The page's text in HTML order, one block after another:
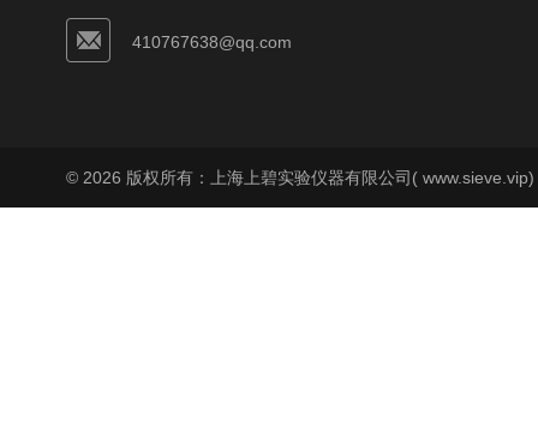
410767638@qq.com
© 2026 版权所有：上海上碧实验仪器有限公司(